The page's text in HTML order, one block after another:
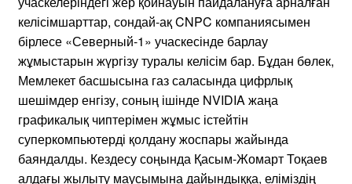
келісімшарттар, сондай-ақ CNPC компаниясымен
бірлесе «Северный-1» учаскесінде барлау
жұмыстарын жүргізу туралы келісім бар. Бұдан бөлек,
Мемлекет басшысына газ саласында цифрлық
шешімдер енгізу, соның ішінде NVIDIA жаңа
графикалық чиптерімен жұмыс істейтін
суперкомпьютерді қолдану жоспары жайында
баяндалды. Кездесу соңында Қасым-Жомарт Тоқаев
алдағы жылыту маусымына дайындыққа, еліміздің